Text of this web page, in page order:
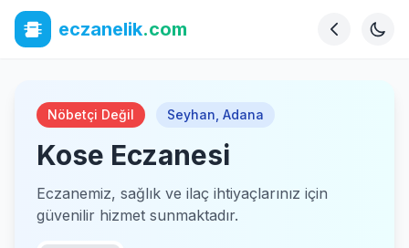
eczanelik.com
Nöbetçi Değil Seyhan Adana
Kose Eczanesi
Eczanemiz, sağlık ve ilaç ihtiyaçlarınız için
güvenilir hizmet sunmaktadır.